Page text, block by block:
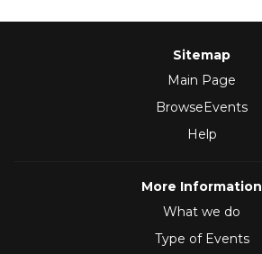
Sitemap
Main Page
BrowseEvents
Help
More Information
What we do
Type of Events